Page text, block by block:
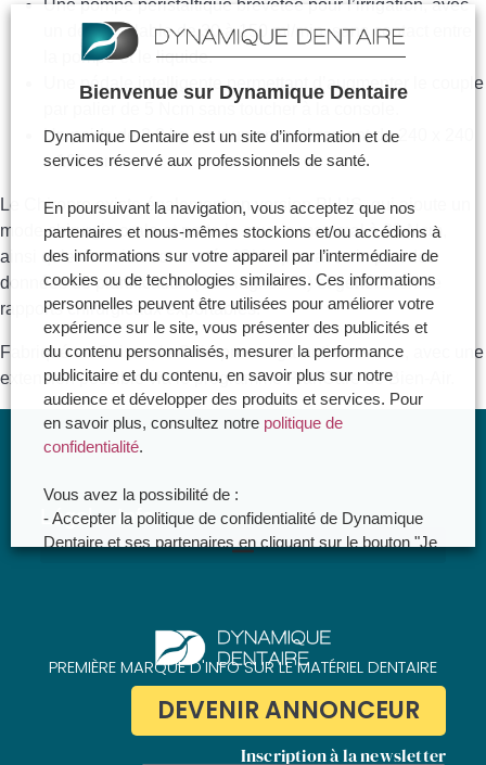
Une pompe péristaltique brevetée pour l’irrigation, avec
un débit réglable de 30 à 150 ml/min, sans contact entre
la pompe et le liquide.
Une pédale intelligente permettant d’augmenter le couple
par palier de 5 Ncm sans toucher à la console.
Un poids de 2,2 kg pour un encombrement de 240 x 240
x 102 mm.
Le Chiropro existe également en version PLUS, qui ajoute un
mode chirurgie orale et porte le couple maximal à 80 Ncm,
ainsi qu’en version connectée iChiropro, avec import des
données de planification (CoDiagnostiX) et génération de
rapports chirurgicaux exportables.
Fabriqué en Suisse, le Chiropro est garanti deux ans, avec une
extension possible via le programme PlanCare de Bien-Air.
Légal – Infos
PREMIÈRE MARQUE D'INFO SUR LE MATÉRIEL DENTAIRE
DEVENIR ANNONCEUR
Inscription à la newsletter
Bienvenue sur Dynamique Dentaire
Dynamique Dentaire est un site d’information et de
services réservé aux professionnels de santé.
En poursuivant la navigation, vous acceptez que nos
partenaires et nous-mêmes stockions et/ou accédions à
des informations sur votre appareil par l’intermédiaire de
cookies ou de technologies similaires. Ces informations
personnelles peuvent être utilisées pour améliorer votre
expérience sur le site, vous présenter des publicités et
du contenu personnalisés, mesurer la performance
publicitaire et du contenu, en savoir plus sur notre
audience et développer des produits et services. Pour
en savoir plus, consultez notre politique de
confidentialité.
Vous avez la possibilité de :
- Accepter la politique de confidentialité de Dynamique
Dentaire et ses partenaires en cliquant sur le bouton "Je
non en cliquant sur le bouton "Je souhaite Gérer mes
préférences"
souhaite gérer mes préférences